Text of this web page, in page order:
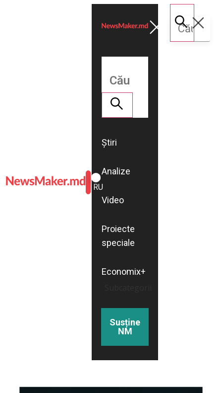
ROMÂNĂ
RU
Știri
Analize
Video
Proiecte
speciale
Economix+
Susține
NM